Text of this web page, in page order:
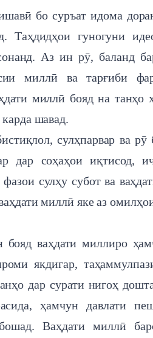
бо суръат идома
гуногуни
Аз ин рӯ, баланд
миллӣ ва тарғиби
миллӣ бояд на танҳо
шавад.
сулҳпарвар ва
дар соҳаҳои иқтисод,
сулҳу субот ва
миллӣ яке аз
ваҳдати миллиро
якдигар,
дар сурати нигоҳ
ҳамчун давлати
Ваҳдати миллӣ